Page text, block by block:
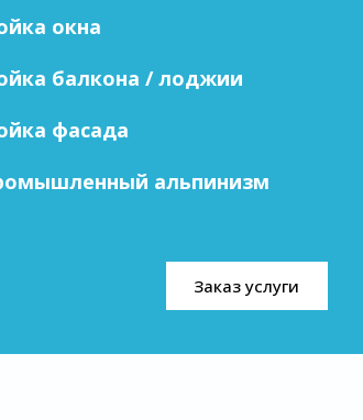
окна
балкона / лоджии
фасада
альпинизм
Заказ услуги